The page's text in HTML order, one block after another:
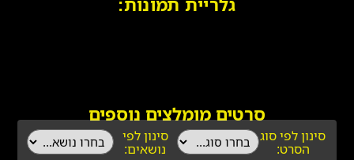
סרטים מומלצים נוספים
סינון לפי
נושאים:
סינון לפי סוג
הסרט: